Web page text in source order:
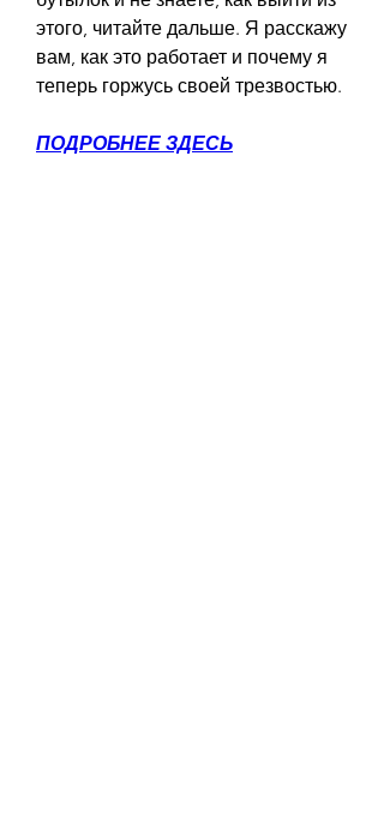
этого, читайте дальше. Я расскажу
вам, как это работает и почему я
теперь горжусь своей трезвостью.
ПОДРОБНЕЕ ЗДЕСЬ